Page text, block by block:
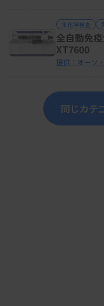
生化学検査
全自動免
XT7600
提供：オーソ
同じカテ